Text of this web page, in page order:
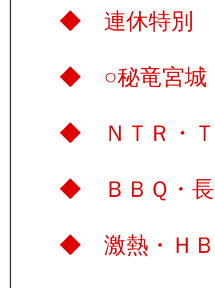
◆ 連休
◆ ○
◆ ＮＴ
◆ Ｂ
◆ 激熱